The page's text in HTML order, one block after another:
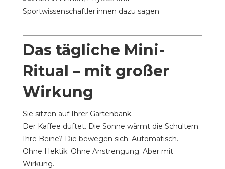
Das tägliche Mini-
Ritual – mit großer
Wirkung
Sie sitzen auf Ihrer Gartenbank.
Der Kaffee duftet. Die Sonne wärmt die Schultern.
Ihre Beine? Die bewegen sich. Automatisch.
Ohne Hektik. Ohne Anstrengung. Aber mit
Wirkung.